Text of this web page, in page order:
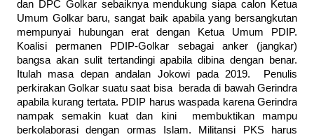
dan DPC Golkar sebaiknya mendukung siapa calon Ketua
Umum Golkar baru, sangat baik apabila yang bersangkutan
mempunyai hubungan erat dengan Ketua Umum PDIP.
Koalisi permanen PDIP-Golkar sebagai anker (jangkar)
bangsa akan sulit tertandingi apabila dibina dengan benar.
Itulah masa depan andalan Jokowi pada 2019. Penulis
perkirakan Golkar suatu saat bisa berada di bawah Gerindra
apabila kurang tertata. PDIP harus waspada karena Gerindra
nampak semakin kuat dan kini membuktikan mampu
berkolaborasi dengan ormas Islam. Militansi PKS harus